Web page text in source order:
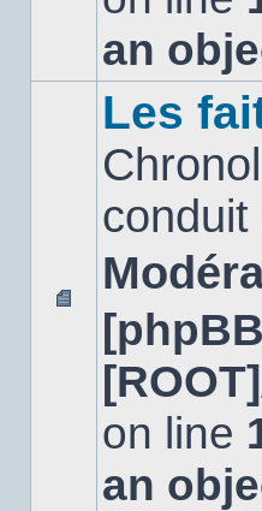
an
Aucun
message
non
Les
on line
an